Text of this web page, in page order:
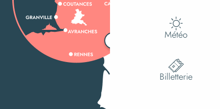
Météo
Billetterie